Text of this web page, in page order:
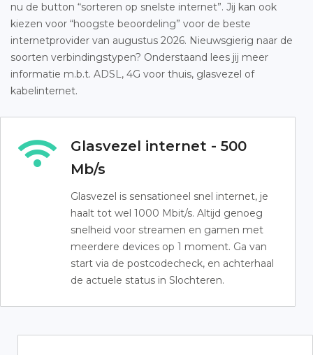
nu de button “sorteren op snelste internet”. Jij kan ook
kiezen voor “hoogste beoordeling” voor de beste
internetprovider van augustus 2026. Nieuwsgierig naar de
soorten verbindingstypen? Onderstaand lees jij meer
informatie m.b.t. ADSL, 4G voor thuis, glasvezel of
kabelinternet.
Glasvezel internet - 500
Mb/s
Glasvezel is sensationeel snel internet, je
haalt tot wel 1000 Mbit/s. Altijd genoeg
snelheid voor streamen en gamen met
meerdere devices op 1 moment. Ga van
start via de postcodecheck, en achterhaal
de actuele status in Slochteren.